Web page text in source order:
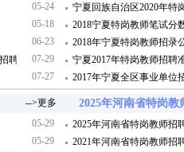
05-24
05-18
06-23
聘考试面试公告
07-29
07-27
宁夏回族自治区2020年特
2018宁夏特岗教师笔试分
2018年宁夏特岗教师招录
宁夏2017年特岗教师招聘
2017年宁夏全区事业单位
-->更多
05-29
05-29
2025年河南省特岗教
2025年河南省特岗教师招
2021年河南省特岗教师招